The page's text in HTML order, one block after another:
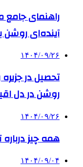
راهنمای جامع
آینده‌ای روشن
۱۴۰۴/۰۹/۲۶
تحصیل در
روشن در دل
۱۴۰۴/۰۹/۲۶
همه چیز
۱۴۰۴/۰۹/۰۴